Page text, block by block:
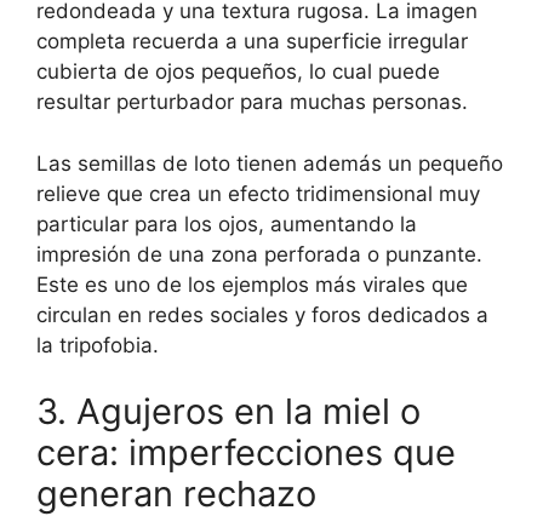
redondeada y una textura rugosa. La imagen
completa recuerda a una superficie irregular
cubierta de ojos pequeños, lo cual puede
resultar perturbador para muchas personas.
Las semillas de loto tienen además un pequeño
relieve que crea un efecto tridimensional muy
particular para los ojos, aumentando la
impresión de una zona perforada o punzante.
Este es uno de los ejemplos más virales que
circulan en redes sociales y foros dedicados a
la tripofobia.
3. Agujeros en la miel o
cera: imperfecciones que
generan rechazo